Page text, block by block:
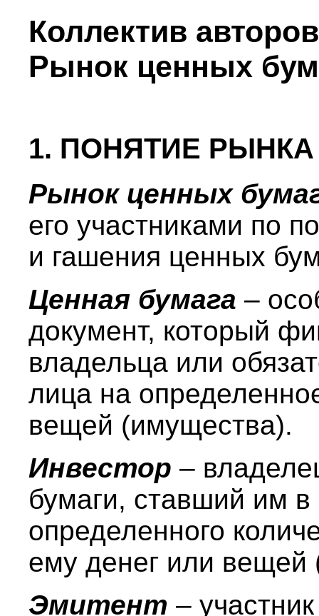
Коллектив авторов
Рынок ценных
1. ПОНЯТИЕ
Рынок ценных
его участниками по
и гашения ценных
Ценная бумага –
документ, который
владельца или
лица на
вещей (имущества).
Инвестор –
бумаги, ставший им в
определенного
ему денег или вещей
Эмитент –